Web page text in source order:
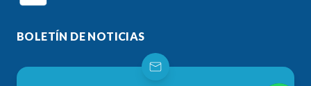
BOLETÍN DE NOTICIAS